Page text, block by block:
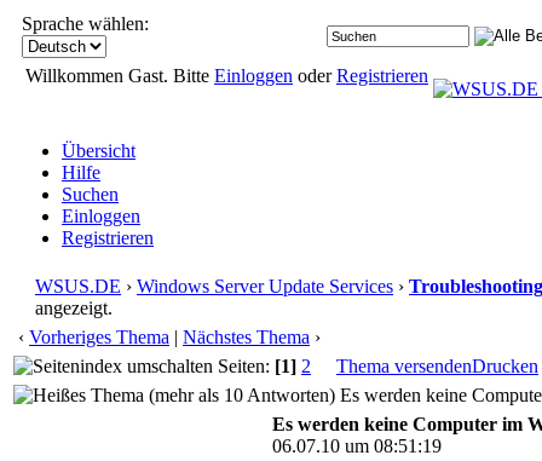
Sprache wählen:
Willkommen Gast. Bitte Einloggen oderRegistrieren
Übersicht
Hilfe
Suchen
Einloggen
Registrieren
WSUS.DE › Windows Server Update Services › Troubleshooting
angezeigt.
‹ Vorheriges Thema | Nächstes Thema ›
Seiten: [1] 2 Thema versendenDrucken
Es werden keine
Es werden keine Computer im
06.07.10 um 08:51:19